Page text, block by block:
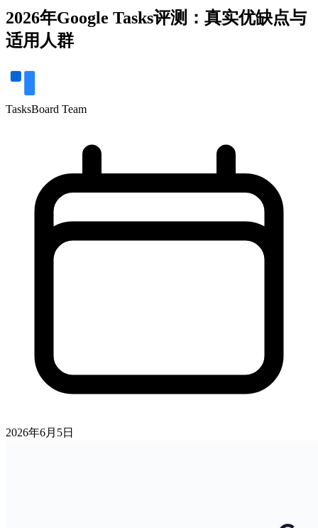
2026年Google Tasks评测：真实优缺点与
适用人群
TasksBoard Team
2026年6月5日